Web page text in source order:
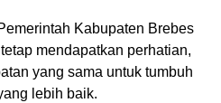
Kabupaten Brebes
mendapatkan perhatian,
yang sama untuk tumbuh
lebih baik.